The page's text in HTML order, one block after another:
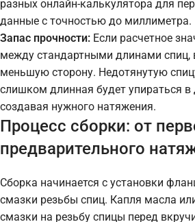
разных онлайн-калькулятора для
данные с точностью до миллиметра.
Запас прочности: Если расчетное
между стандартными длинами спиц,
меньшую сторону. Недотянутую
слишком длинная будет упираться в
создавая нужного натяжения.
Процесс сборки: от
предварительного
Сборка начинается с установки
смазки резьбы спиц. Капля масла
смазки на резьбу спицы перед